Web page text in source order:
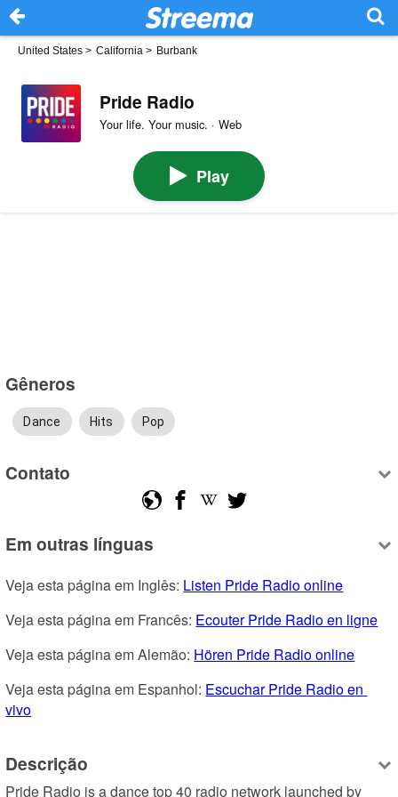
United States > California > Burbank
Pride Radio
Your life. Your music. · Web
Play
Gêneros
Dance Hits Pop
Contato
Em outras línguas
Veja esta página em Inglês: Listen Pride Radio online
Veja esta página em Francês: Ecouter Pride Radio en ligne
Veja esta página em Alemão: Hören Pride Radio online
Veja esta página em Espanhol: Escuchar Pride Radio en
vivo
Descrição
Pride Radio is a dance top 40 radio network launched by